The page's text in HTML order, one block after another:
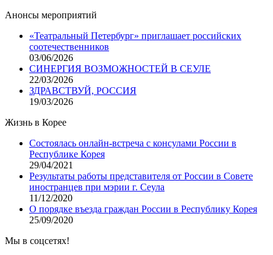
Анонсы мероприятий
«Театральный Петербург» приглашает российских
соотечественников
03/06/2026
СИНЕРГИЯ ВОЗМОЖНОСТЕЙ В СЕУЛЕ
22/03/2026
ЗДРАВСТВУЙ, РОССИЯ
19/03/2026
Жизнь в Корее
Состоялась онлайн-встреча с консулами России в
Республике Корея
29/04/2021
Результаты работы представителя от России в Совете
иностранцев при мэрии г. Сеула
11/12/2020
О порядке въезда граждан России в Республику Корея
25/09/2020
Мы в соцсетях!